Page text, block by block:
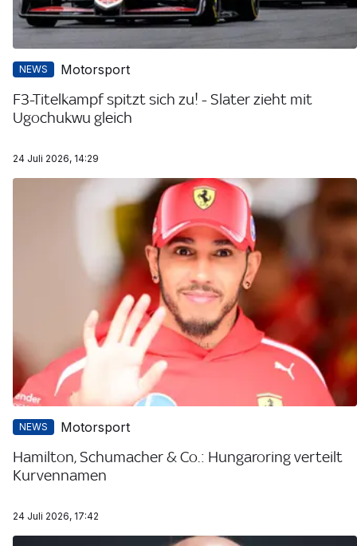
NEWS Motorsport
F3-Titelkampf spitzt sich zu! - Slater zieht mit
Ugochukwu gleich
24 Juli 2026, 14:29
NEWS Motorsport
Hamilton, Schumacher & Co.: Hungaroring verteilt
Kurvennamen
24 Juli 2026, 17:42